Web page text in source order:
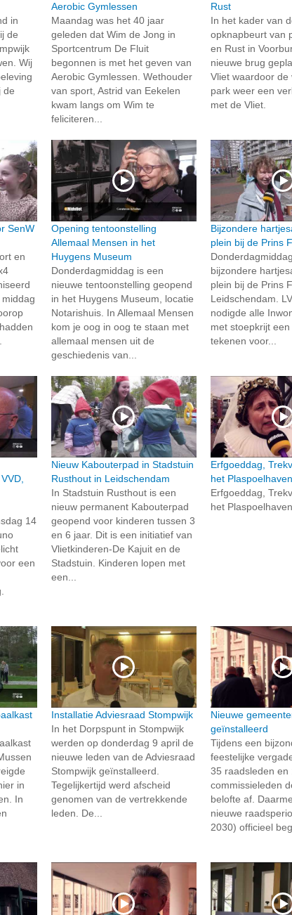
in
de
Wij
de
Aerobic Gymlessen
Maandag was het 40 jaar
geleden dat Wim de Jong in
Sportcentrum De Fluit
begonnen is met het geven van
Aerobic Gymlessen. Wethouder
van sport, Astrid van Eekelen
kwam langs om Wim te
feliciteren...
Rust
In het kader van
opknapbeurt van
en Rust in
nieuwe brug
Vliet waardoor de
park weer een
met de Vliet.
SenW
en
Opening tentoonstelling
Allemaal Mensen in het
Huygens Museum
Donderdagmiddag is een
nieuwe tentoonstelling geopend
in het Huygens Museum, locatie
Notarishuis. In Allemaal Mensen
kom je oog in oog te staan met
allemaal mensen uit de
geschiedenis van...
Bijzondere
plein bij de Prins
bijzondere
plein bij de Prins
Leidschendam.
nodigde alle
met stoepkrijt
tekenen voor...
14
een
Nieuw Kabouterpad in Stadstuin
Rusthout in Leidschendam
In Stadstuin Rusthout is een
nieuw permanent Kabouterpad
geopend voor kinderen tussen 3
en 6 jaar. Dit is een initiatief van
Vlietkinderen-De Kajuit en de
Stadstuin. Kinderen lopen met
een...
Erfgoeddag,
het
Erfgoeddag,
het
in
In
Installatie Adviesraad Stompwijk
In het Dorpspunt in Stompwijk
werden op donderdag 9 april de
nieuwe leden van de Adviesraad
Stompwijk geïnstalleerd.
Tegelijkertijd werd afscheid
genomen van de vertrekkende
leden. De...
Nieuwe
geïnstalleerd
Tijdens een
feestelijke
35 raadsleden en
commissieleden
belofte af.
nieuwe
2030) officieel